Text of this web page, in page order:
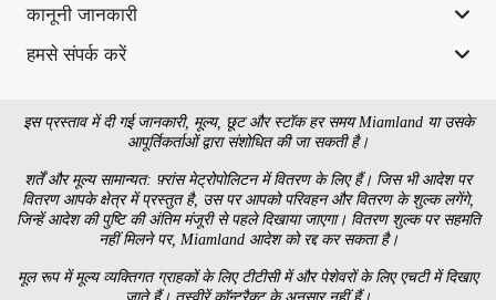
कानूनी जानकारी
हमसे संपर्क करें
इस प्रस्ताव में दी गई जानकारी, मूल्य, छूट और स्टॉक हर समय Miamland या उसके
आपूर्तिकर्ताओं द्वारा संशोधित की जा सकती है।
शर्तें और मूल्य सामान्यत: फ़्रांस मेट्रोपोलिटन में वितरण के लिए हैं। जिस भी आदेश पर
वितरण आपके क्षेत्र में प्रस्तुत है, उस पर आपको परिवहन और वितरण के शुल्क लगेंगे,
जिन्हें आदेश की पुष्टि की अंतिम मंजूरी से पहले दिखाया जाएगा। वितरण शुल्क पर सहमति
नहीं मिलने पर, Miamland आदेश को रद्द कर सकता है।
मूल रूप में मूल्य व्यक्तिगत ग्राहकों के लिए टीटीसी में और पेशेवरों के लिए एचटी में दिखाए